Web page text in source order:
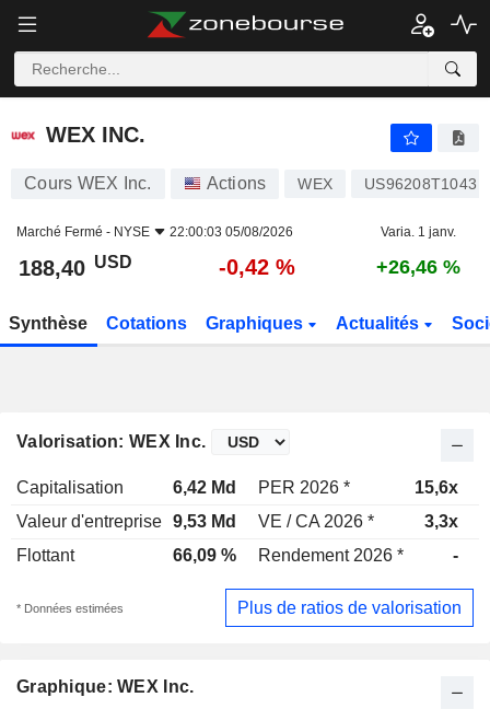
WEX INC.
WEX INC.
Cours WEX Inc. Actions WEX US96208T1043
Marché Fermé - NYSE 22:00:03 05/08/2026 Varia. 1 janv.
188,40 USD -0,42 % +26,46 %
Synthèse Cotations Graphiques Actualités
Valorisation: WEX Inc.
Capitalisation 6,42 Md PER 2026 * 15,6x
Valeur d'entreprise 9,53 Md VE / CA 2026 * 3,3x
Flottant
66,09 % Rendement 2026 * -
* Données estimées Plus de ratios de valorisation
Graphique: WEX Inc.